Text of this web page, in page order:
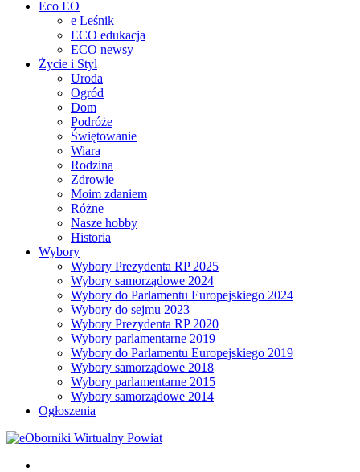
Eco EO
e Leśnik
ECO edukacja
ECO newsy
Życie i Styl
Uroda
Ogród
Dom
Podróże
Świętowanie
Wiara
Rodzina
Zdrowie
Moim zdaniem
Różne
Nasze hobby
Historia
Wybory
Wybory Prezydenta RP 2025
Wybory samorządowe 2024
Wybory do Parlamentu Europejskiego 2024
Wybory do sejmu 2023
Wybory Prezydenta RP 2020
Wybory parlamentarne 2019
Wybory do Parlamentu Europejskiego 2019
Wybory samorządowe 2018
Wybory parlamentarne 2015
Wybory samorządowe 2014
Ogłoszenia